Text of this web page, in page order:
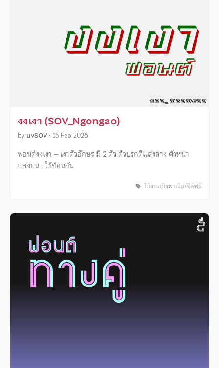
งงเงา (SOV_Ngongao)
by uvSOV • 15 Feb 2026
ฟอนต์งงเงา – เงาตัวอักษร มี 2 ตัว ตัวปรกติแสงล่าง ตัวหนา
แสงบน… ใช้ซ้อนกัน
ใช้งานเชิงพาณิชย์ได้ฟรี